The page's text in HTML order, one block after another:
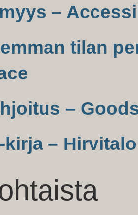
–
tilan
–
kirja –